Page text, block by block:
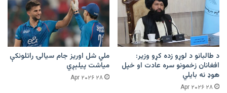
د طالبانو د لوړو زده کړو وزیر:
افغانان زخمونو سره عادت او خپل
هوډ نه بایلي
۲۸ Apr ۲۰۲۶
ملي شل اوریز جام سیالۍ راتلونکې
میاشت پیلېږي
۲۸ Apr ۲۰۲۶